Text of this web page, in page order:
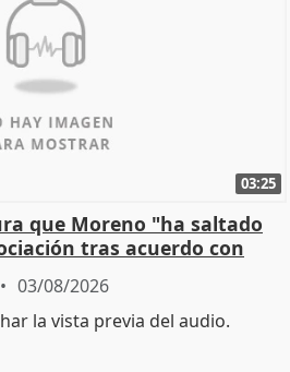
03:25
que Moreno "ha saltado
tras acuerdo con
03/08/2026